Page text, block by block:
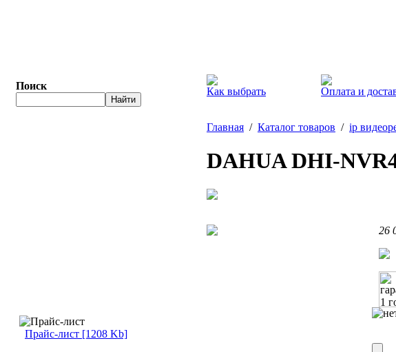
Поиск Как выбрать Оплата и
Прайс-лист [1208 Kb]
Главная / Каталог товаров / ip
DAHUA DHI-
26